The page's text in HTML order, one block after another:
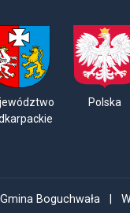
Polska
Boguchwała |